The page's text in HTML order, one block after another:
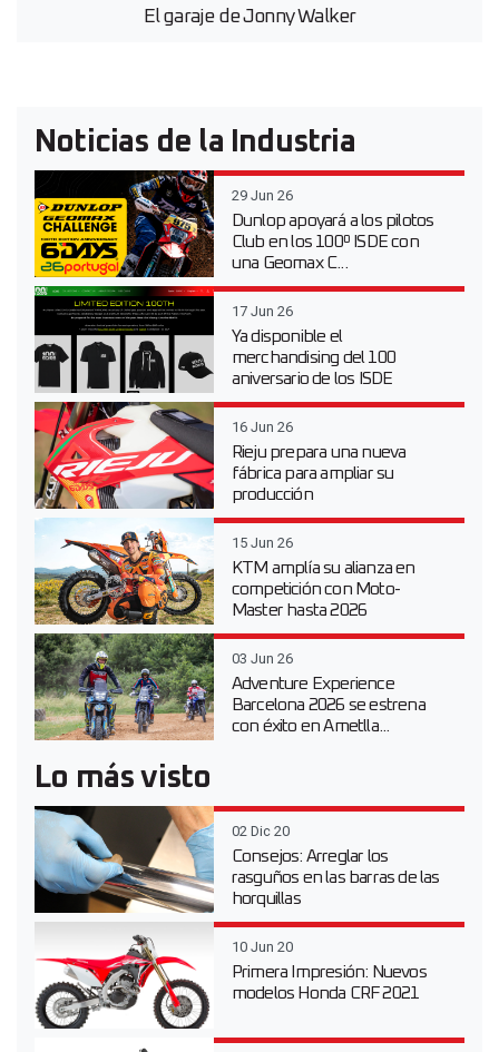
El garaje de Jonny Walker
Noticias de la Industria
29 Jun 26
Dunlop apoyará a los pilotos
Club en los 100º ISDE con
una Geomax C...
17 Jun 26
Ya disponible el
merchandising del 100
aniversario de los ISDE
16 Jun 26
Rieju prepara una nueva
fábrica para ampliar su
producción
15 Jun 26
KTM amplía su alianza en
competición con Moto-
Master hasta 2026
03 Jun 26
Adventure Experience
Barcelona 2026 se estrena
con éxito en Ametlla...
Lo más visto
02 Dic 20
Consejos: Arreglar los
rasguños en las barras de las
horquillas
10 Jun 20
Primera Impresión: Nuevos
modelos Honda CRF 2021